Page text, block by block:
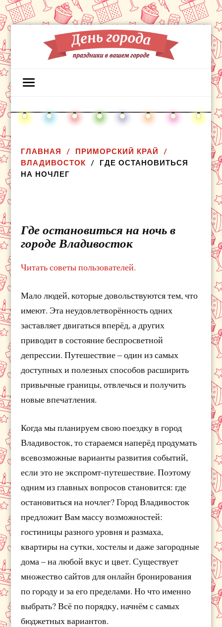
ГЛАВНАЯ
ПРИМОРСКИЙ КРАЙ
ВЛАДИВОСТОК
ГДЕ ОСТАНОВИТЬСЯ
НА НОЧЛЕГ
Где остановиться на ночь в
городе Владивосток
Читать советы пользователей.
Мало людей, которые довольствуются тем, что
имеют. Эта неудовлетворённость одних
заставляет двигаться вперёд, а других
приводит в состояние беспросветной
депрессии. Путешествие – один из самых
доступных и полезных способов расширить
привычные границы, отвлечься и получить
новые впечатления.
Когда мы планируем свою поездку в город
Владивосток, то стараемся наперёд продумать
всевозможные варианты развития событий,
если это не экспромт-путешествие. Поэтому
одним из главных вопросов становится: где
остановиться на ночлег? Город Владивосток
предложит Вам массу возможностей:
гостиницы разного уровня и размаха,
квартиры на сутки, хостелы и даже загородные
дома – на любой вкус и цвет. Существует
множество сайтов для онлайн бронирования
по городу и за его пределами. Но что именно
выбрать? Всё по порядку, начнём с самых
бюджетных вариантов.